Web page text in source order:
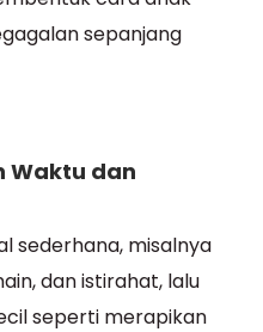
sepanjang
Waktu dan
sederhana, misalnya
dan istirahat, lalu
seperti merapikan